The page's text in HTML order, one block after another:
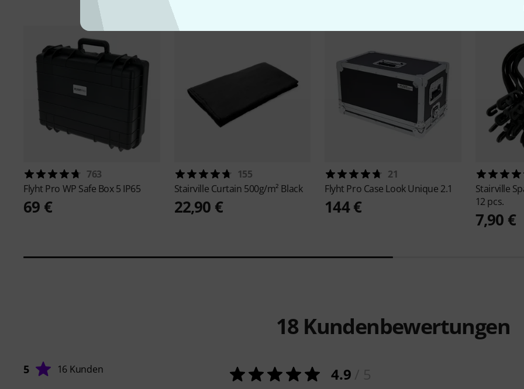
763
Flyht Pro WP Safe Box 5 IP65
69 €
155
Stairville Curtain 500g/m² Black
22,90 €
21
Flyht Pro Case Look Unique 2.1
144 €
Stairville
12 pcs.
7,90 €
18 Kundenbewertungen
5 16 Kunden 4.9